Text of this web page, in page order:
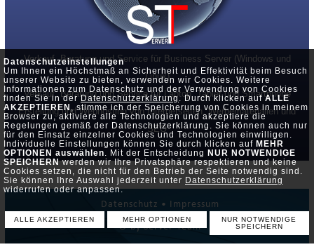
Datenschutzeinstellungen
Um Ihnen ein Höchstmaß an Sicherheit und Effektivität beim Besuch
unserer Website zu bieten, verwenden wir Cookies. Weitere
Informationen zum Datenschutz und der Verwendung von Cookies
finden Sie in derDatenschutzerklärung. Durch klicken aufALLE
AKZEPTIEREN, stimme ich der Speicherung von Cookies in meinem
Browser zu, aktiviere alle Technologien und akzeptiere die
Regelungen gemäß der Datenschutzerklärung. Sie können auch nur
für den Einsatz einzelner Cookies und Technologien einwilligen.
Individuelle Einstellungen können Sie durch klicken auf MEHR
OPTIONEN auswählen. Mit der Entscheidung NUR NOTWENDIGE
SPEICHERNwerden wir Ihre Privatsphäre respektieren und keine
Cookies setzen, die nicht für den Betrieb der Seite notwendig sind.
Sie können Ihre Auswahl jederzeit unter Datenschutzerklärung
widerrufen oder anpassen.
ALLE AKZEPTIEREN MEHR OPTIONEN
NUR NOTWENDIGE
SPEICHERN
Verkauf, Beratung und Service für Business Server (Windows und
Linux)
Verkauf, Beratung und Service für Laptop, Tablet und Smartphone
Erstellung und Webhosting von Internetseiten, Werbematerialien und
SEO
Datenschutz • Impressum
© by Server-Team